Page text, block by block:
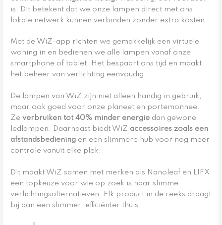
is. Dit betekent dat we onze lampen direct met ons
lokale netwerk kunnen verbinden zonder extra kosten.
Met de WiZ-app richten we gemakkelijk een virtuele
woning in en bedienen we alle lampen vanaf onze
smartphone of tablet. Het bespaart ons tijd en maakt
het beheer van verlichting eenvoudig.
De lampen van WiZ zijn niet alleen handig in gebruik,
maar ook goed voor onze planeet en portemonnee.
Zeverbruiken tot 40% minder energie dan gewone
ledlampen. Daarnaast biedt WiZ accessoires zoals een
afstandsbediening en een slimmere hub voor nog meer
controle vanuit elke plek.
Dit maakt WiZ samen met merken als Nanoleaf en LIFX
een topkeuze voor wie op zoek is naar slimme
verlichtingsalternatieven. Elk product in de reeks draagt
bij aan een slimmer, efficiënter thuis.